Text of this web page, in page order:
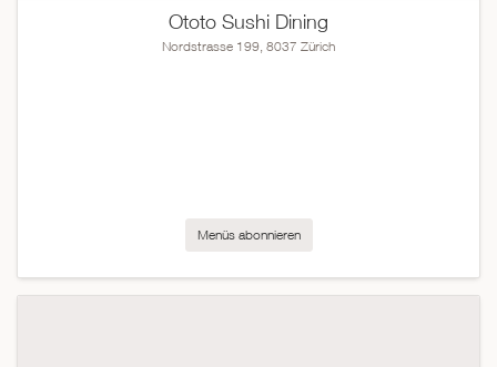
Ototo Sushi Dining
Nordstrasse 199, 8037 Zürich
Menüs abonnieren